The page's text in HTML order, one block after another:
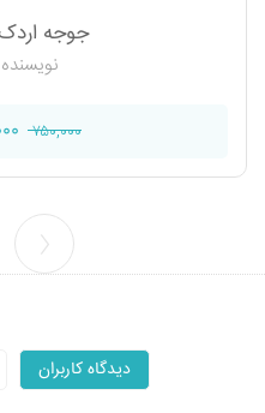
جوجه
۷۵۰,۰۰۰
دیدگاه کاربران